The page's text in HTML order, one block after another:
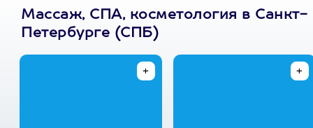
Массаж, СПА, косметология в Санкт-
Петербурге (СПБ)